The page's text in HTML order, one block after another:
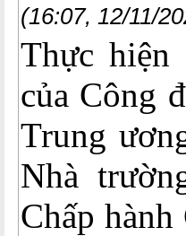
(16:07, 12/11/
Thực hiện
của Công
Trung
Nhà
Chấp